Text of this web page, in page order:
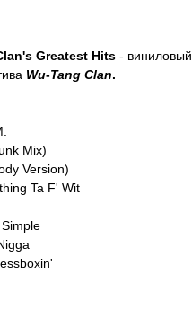
Greatest Hits - виниловый
Wu-Tang Clan.
Mix)
Version)
Ta F' Wit